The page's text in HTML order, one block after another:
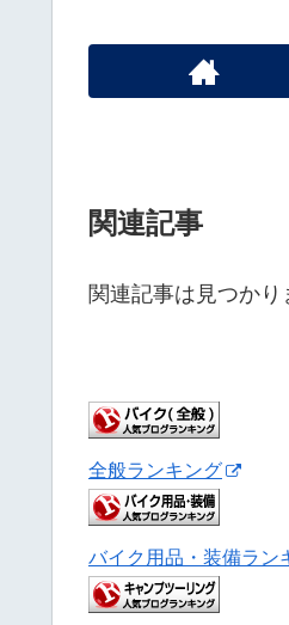
関連記事
関連記事は見つかり
全般ランキング
バイク用品・装備ラン